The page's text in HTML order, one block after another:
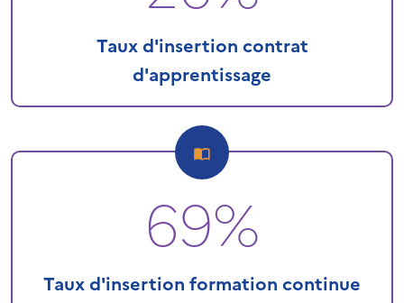
Taux d'insertion contrat
d'apprentissage
69%
Taux d'insertion formation continue